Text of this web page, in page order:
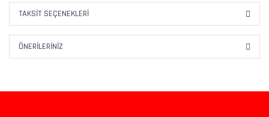
TAKSIT SEÇENEKLERI
ÖNERILERINIZ